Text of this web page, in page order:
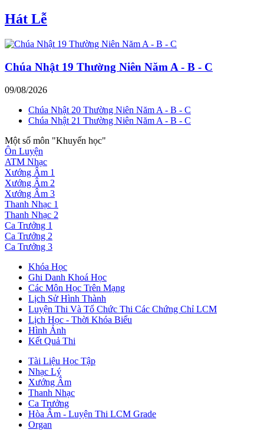
Hát Lễ
Chúa Nhật 19 Thường Niên Năm A - B - C
09/08/2026
Chúa Nhật 20 Thường Niên Năm A - B - C
Chúa Nhật 21 Thường Niên Năm A - B - C
Một số môn "Khuyến học"
Ôn Luyện
ATM Nhạc
Xướng Âm 1
Xướng Âm 2
Xướng Âm 3
Thanh Nhạc 1
Thanh Nhạc 2
Ca Trưởng 1
Ca Trưởng 2
Ca Trưởng 3
Khóa Học
Ghi Danh Khoá Học
Các Môn Học Trên Mạng
Lịch Sử Hình Thành
Luyện Thi Và Tổ Chức Thi Các Chứng Chỉ LCM
Lịch Học - Thời Khóa Biểu
Hình Ảnh
Kết Quả Thi
Tài Liệu Học Tập
Nhạc Lý
Xướng Âm
Thanh Nhạc
Ca Trưởng
Hòa Âm - Luyện Thi LCM Grade
Organ